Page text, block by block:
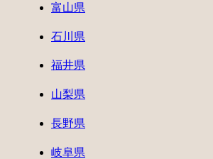
富山県
石川県
福井県
山梨県
長野県
岐阜県